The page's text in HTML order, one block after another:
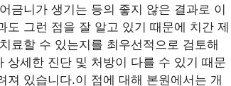
금니가 생기는 등의 좋지 않은 결과로 이
그런 점을 잘 알고 있기 때문에 치간 제
료할 수 있는지를 최우선적으로 검토해
상세한 진단 및 처방이 다를 수 있기 때문
있습니다.이 점에 대해 본원에서는 개